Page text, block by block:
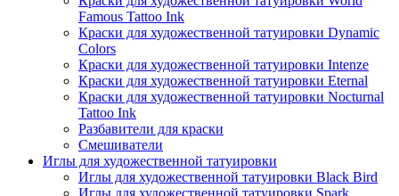
Famous Tattoo Ink
Краски для художественной татуировки Dynamic
Colors
Краски для художественной татуировки Intenze
Краски для художественной татуировки Eternal
Краски для художественной татуировки Nocturnal
Tattoo Ink
Разбавители для краски
Смешиватели
Иглы для художественной татуировки
Иглы для художественной татуировки Black Bird
Иглы для художественной татуировки Spark